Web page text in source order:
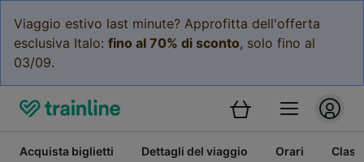
Viaggio estivo last minute? Approfitta dell'offerta
esclusiva Italo: fino al 70% di sconto, solo fino al
03/09.
Acquista biglietti Dettagli del viaggio Orari